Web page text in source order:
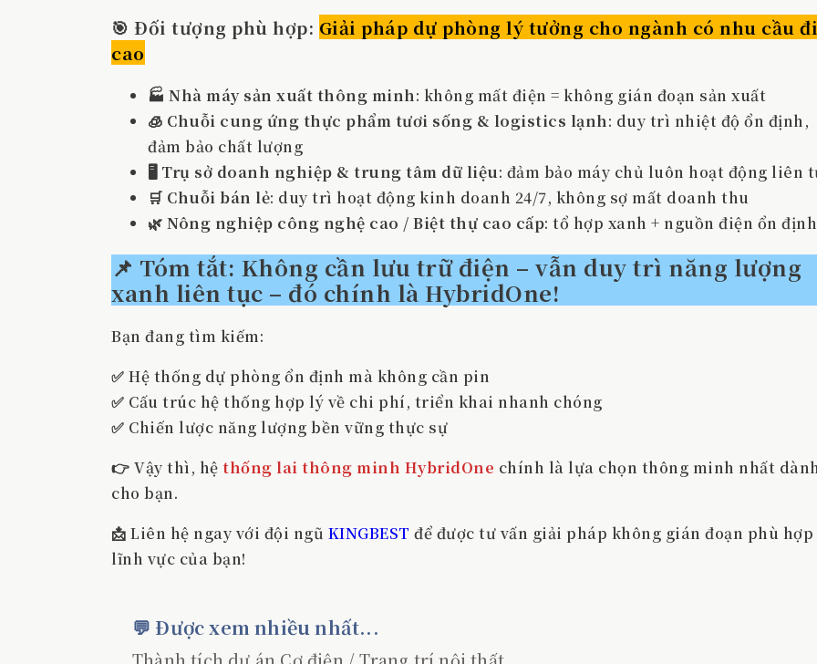
🎯 Đối tượng phù hợp: Giải pháp dự phòng lý tưởng cho ngành có nhu cầu
cao
🏭 Nhà máy sản xuất thông minh: không mất điện = không gián đoạn sản xuất
🧊 Chuỗi cung ứng thực phẩm tươi sống & logistics lạnh: duy trì nhiệt độ ổn định,
đảm bảo chất lượng
🖥️ Trụ sở doanh nghiệp & trung tâm dữ liệu: đảm bảo máy chủ luôn hoạt động liên
🛒 Chuỗi bán lẻ: duy trì hoạt động kinh doanh 24/7, không sợ mất doanh thu
🌿 Nông nghiệp công nghệ cao / Biệt thự cao cấp: tổ hợp xanh + nguồn điện ổn định
📌 Tóm tắt: Không cần lưu trữ điện – vẫn duy trì năng lượng
xanh liên tục – đó chính là HybridOne!
Bạn đang tìm kiếm:
✅ Hệ thống dự phòng ổn định mà không cần pin
✅ Cấu trúc hệ thống hợp lý về chi phí, triển khai nhanh chóng
✅ Chiến lược năng lượng bền vững thực sự
👉 Vậy thì, hệ thống lai thông minh HybridOne chính là lựa chọn thông minh nhất
cho bạn.
📩 Liên hệ ngay với đội ngũ KINGBEST để được tư vấn giải pháp không gián đoạn phù
lĩnh vực của bạn!
💬 Được xem nhiều nhất...
Thành tích dự án Cơ điện / Trang trí nội thất